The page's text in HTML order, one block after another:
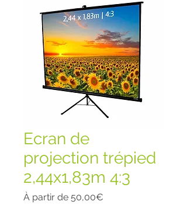
Ecran de
projection trépied
2,44x1,83m 4:3
À partir de 50,00€